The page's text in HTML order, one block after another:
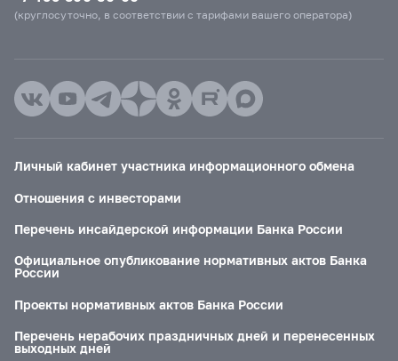
(круглосуточно, в соответствии с тарифами вашего оператора)
Личный кабинет участника информационного обмена
Отношения с инвесторами
Перечень инсайдерской информации Банка России
Официальное опубликование нормативных актов Банка
России
Проекты нормативных актов Банка России
Перечень нерабочих праздничных дней и перенесенных
выходных дней